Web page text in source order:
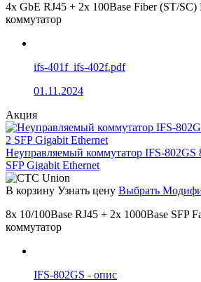
4x GbE RJ45 + 2x 100Base Fiber (ST/
коммутатор
ifs-401f_ifs-402f.pdf
01.11.2024
Акция
Неуправляемый коммутатор IFS-802GS
SFP Gigabit Ethernet
В корзину Узнать цену Выбрать
8x 10/100Base RJ45 + 2x 1000Base SFP
коммутатор
IFS-802GS - опис